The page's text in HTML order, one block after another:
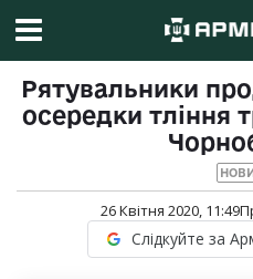
Рятувальники
осередки тління
26 Квітня 2020, 11:49
Слідкуйте за